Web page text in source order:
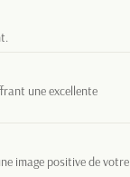
une excellente
image positive de votre